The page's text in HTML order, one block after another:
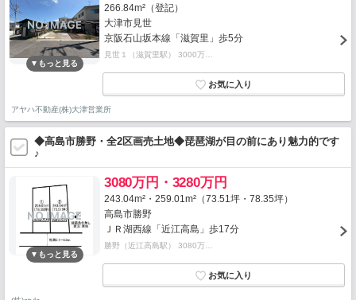
266.84m²（登記）
大津市見世
京阪石山坂本線「滋賀里」歩5分
見世１（滋賀里駅） 3000万…
アヤハ不動産(株)大津営業所
◆高島市勝野・全2区画売土地◆琵琶湖が目の前にあり魅力的です
♪
3080万円・3280万円
243.04m²・259.01m²（73.51坪・78.35坪）
高島市勝野
ＪＲ湖西線「近江高島」歩17分
勝野（近江高島駅） 3080万…